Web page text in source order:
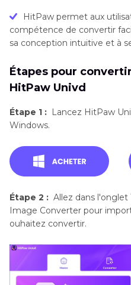
HitPaw permet aux
compétence de convertir
sa conception intuitive et à
Étapes pour
HitPaw Univd
Étape 1 : Lancez HitPaw
Windows.
Étape 2 : Allez dans l'onglet
Image Converter pour
ouhaitez convertir.